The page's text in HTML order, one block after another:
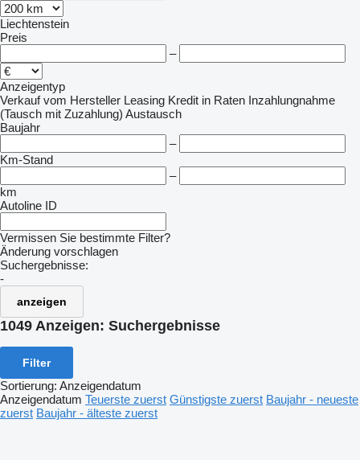
Liechtenstein
Preis
–
Anzeigentyp
Verkauf vom Hersteller Leasing Kredit in Raten Inzahlungnahme
(Tausch mit Zuzahlung) Austausch
Baujahr
–
Km-Stand
–
km
Autoline ID
Vermissen Sie bestimmte Filter?
Änderung vorschlagen
Suchergebnisse:
-
anzeigen
1049 Anzeigen: Suchergebnisse
Filter
Sortierung: Anzeigendatum
Anzeigendatum Teuerste zuerst Günstigste zuerst Baujahr - neueste
zuerst Baujahr - älteste zuerst